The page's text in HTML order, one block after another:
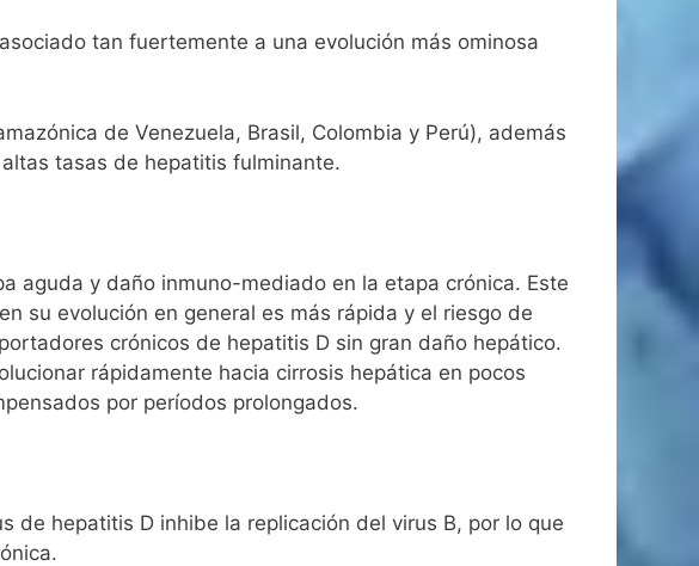
tan fuertemente a una evolución más ominosa
de Venezuela, Brasil, Colombia y Perú), además
tasas de hepatitis fulminante.
aguda y daño inmuno-mediado en la etapa crónica. Este
su evolución en general es más rápida y el riesgo de
crónicos de hepatitis D sin gran daño hepático.
rápidamente hacia cirrosis hepática en pocos
por períodos prolongados.
de hepatitis D inhibe la replicación del virus B, por lo que